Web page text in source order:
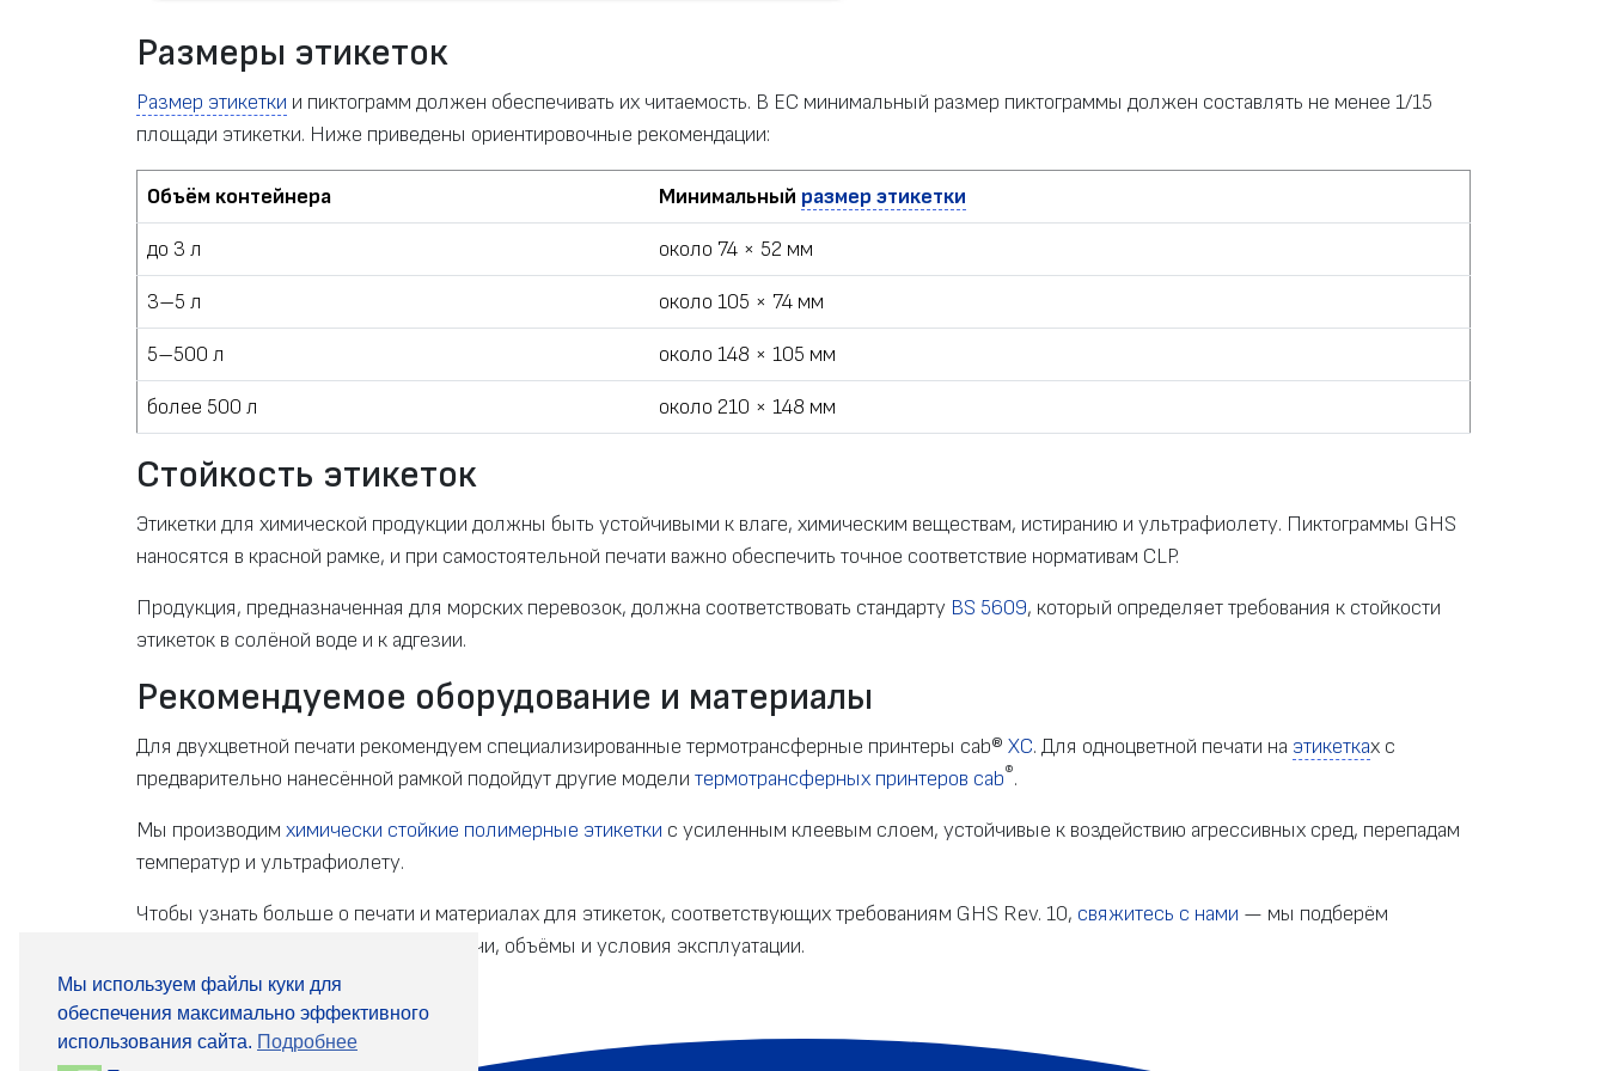
Размеры этикеток
Размер этикетки и пиктограмм должен обеспечивать их читаемость. В ЕС минимальный размер пиктограммы должен составлять не менее 1/15
площади этикетки. Ниже приведены ориентировочные рекомендации:
Объём контейнера Минимальный размер этикетки
до 3 л около 74 × 52 мм
3–5 л около 105 × 74 мм
5–500 л около 148 × 105 мм
более 500 л около 210 × 148 мм
Стойкость этикеток
Этикетки для химической продукции должны быть устойчивыми к влаге, химическим веществам, истиранию и ультрафиолету. Пиктограммы GHS
наносятся в красной рамке, и при самостоятельной печати важно обеспечить точное соответствие нормативам CLP.
Продукция, предназначенная для морских перевозок, должна соответствовать стандарту BS 5609, который определяет требования к стойкости
этикеток в солёной воде и к адгезии.
Рекомендуемое оборудование и материалы
Для двухцветной печати рекомендуем специализированные термотрансферные принтеры cab® XC. Для одноцветной печати на этикетках с
предварительно нанесённой рамкой подойдут другие модели термотрансферных принтеров cab®.
Мы производим химически стойкие полимерные этикетки с усиленным клеевым слоем, устойчивые к воздействию агрессивных сред, перепадам
температур и ультрафиолету.
Чтобы узнать больше о печати и материалах для этикеток, соответствующих требованиям GHS Rev. 10, свяжитесь с нами — мы подберём
оптимальное решение под ваши задачи, объёмы и условия эксплуатации.
Мы используем файлы куки для
обеспечения максимально эффективного
использования сайта. Подробнее